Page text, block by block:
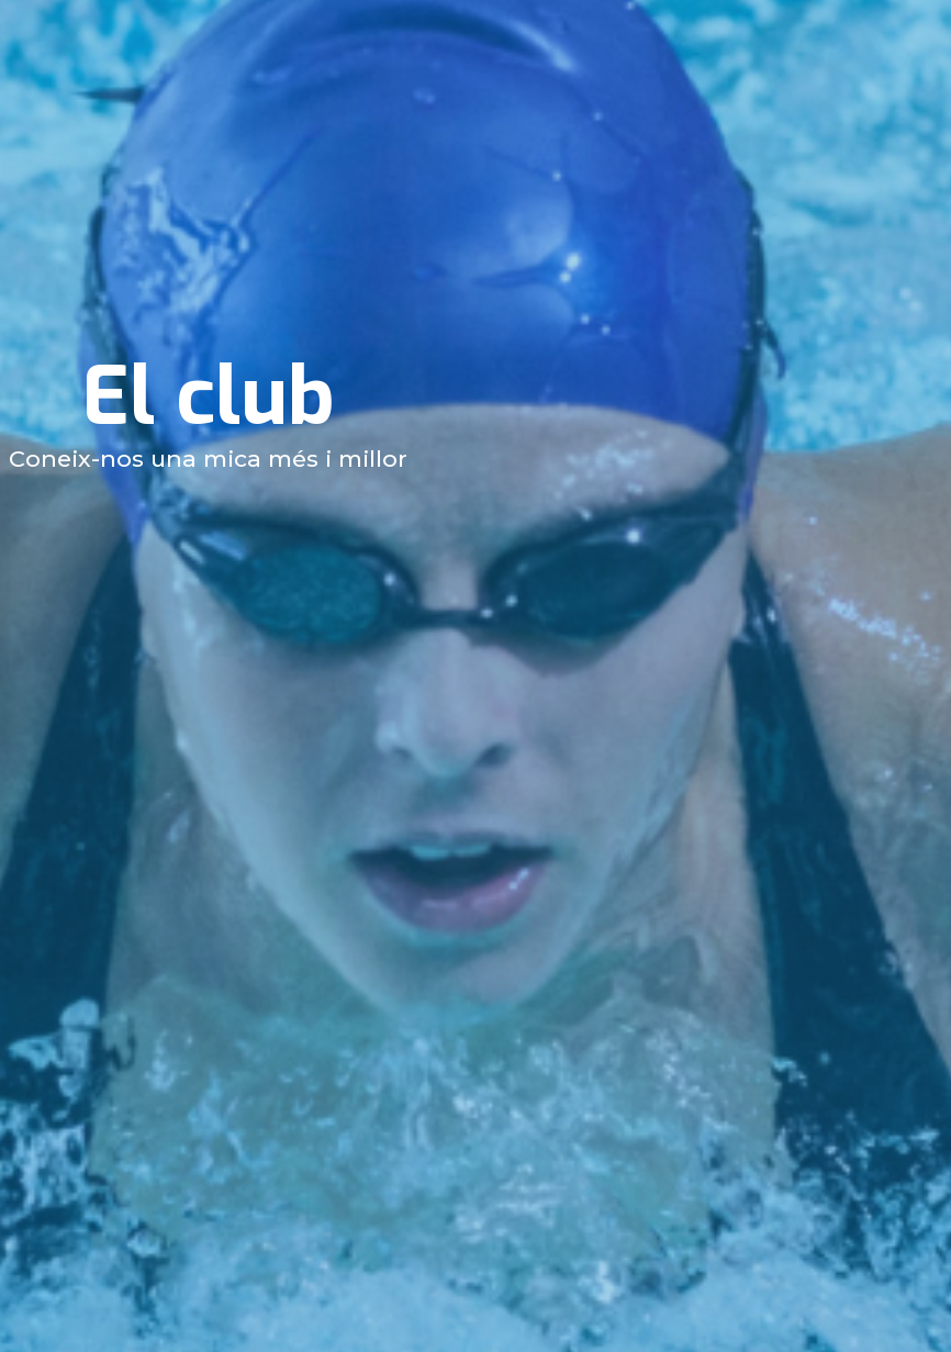
El club
Coneix-nos una mica més i millor